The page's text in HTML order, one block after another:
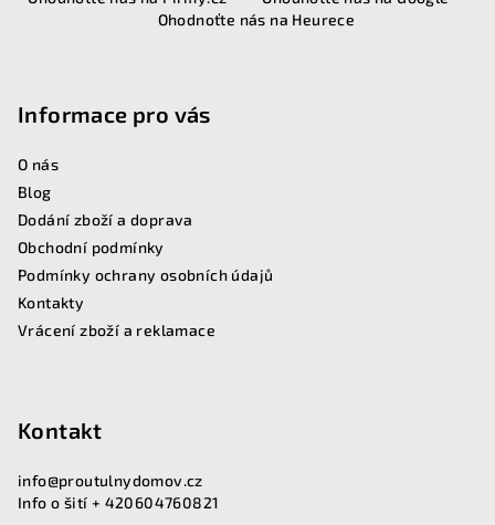
Ohodnoťte nás na Heurece
Informace pro vás
O nás
Blog
Dodání zboží a doprava
Obchodní podmínky
Podmínky ochrany osobních údajů
Kontakty
Vrácení zboží a reklamace
Kontakt
info@proutulnydomov.cz
Info o šití + 420604760821